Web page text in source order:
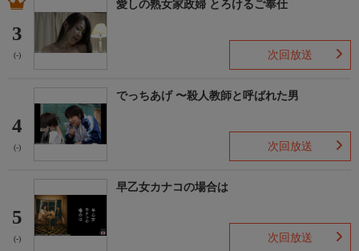
3
(-)
愛しの熟女家政婦 とろけるご奉仕
次回放送
4
(-)
でっちあげ 〜殺人教師と呼ばれた男
次回放送
5
(-)
早乙女カナコの場合は
次回放送